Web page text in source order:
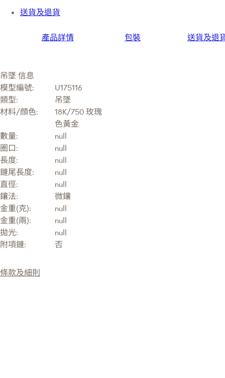
送貨及退貨
產品詳情 包裝 送貨及退
吊墜 信息
模型編號:
U175116
類型:
吊墜
材料/顔色:
18K/750 玫瑰
色黃金
數量:
null
圈口:
null
長度:
null
鏈尾長度:
null
直徑:
null
鑲法:
微鑲
金重(克):
null
金重(兩):
null
拋光:
null
附項鏈:
否
條款及細則